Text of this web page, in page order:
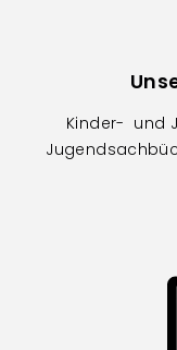
Kinder- und